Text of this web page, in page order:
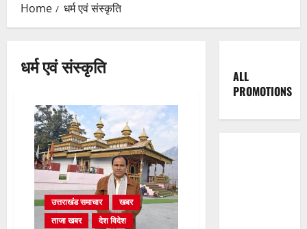
Home धर्म एवं संस्कृति
धर्म एवं संस्कृति
उत्तराखंड समाचार
खबर
ताजा खबर
देश विदेश
ALL
PROMOTIONS